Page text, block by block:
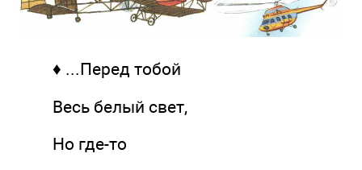
♦ ...Перед тобой
Весь белый свет,
Но где-то